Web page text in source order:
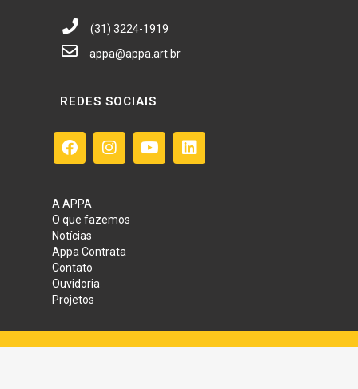
(31) 3224-1919
appa@appa.art.br
REDES SOCIAIS
A APPA
O que fazemos
Notícias
Appa Contrata
Contato
Ouvidoria
Projetos